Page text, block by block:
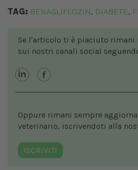
TAG: BEXAGLIFLOZIN, DIABETE,
Se l'articolo ti è piaciuto rimani
sui nostri canali social
Oppure rimani sempre
veterinario, iscrivendoti alla
ISCRIVITI